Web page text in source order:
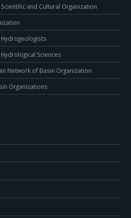
and Cultural Organization
Sciences
Network of Basin Organization
Organizations